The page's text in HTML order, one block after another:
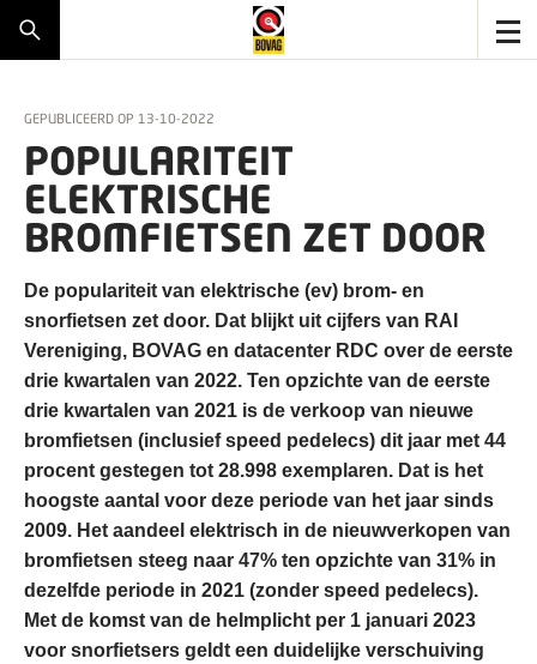
GEPUBLICEERD OP 13-10-2022
POPULARITEIT
ELEKTRISCHE
BROMFIETSEN ZET DOOR
De populariteit van elektrische (ev) brom- en
snorfietsen zet door. Dat blijkt uit cijfers van RAI
Vereniging, BOVAG en datacenter RDC over de eerste
drie kwartalen van 2022. Ten opzichte van de eerste
drie kwartalen van 2021 is de verkoop van nieuwe
bromfietsen (inclusief speed pedelecs) dit jaar met 44
procent gestegen tot 28.998 exemplaren. Dat is het
hoogste aantal voor deze periode van het jaar sinds
2009. Het aandeel elektrisch in de nieuwverkopen van
bromfietsen steeg naar 47% ten opzichte van 31% in
dezelfde periode in 2021 (zonder speed pedelecs).
Met de komst van de helmplicht per 1 januari 2023
voor snorfietsers geldt een duidelijke verschuiving